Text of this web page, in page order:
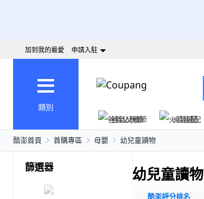
加到我的最愛 申請入駐
類別
爸氣父親節
火箭速配
酷澎首頁 首購專區 母嬰 幼兒童讀物
篩選器 幼兒童讀物
酷澎評分排名